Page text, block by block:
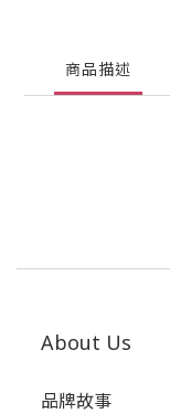
商品描述
About Us
品牌故事